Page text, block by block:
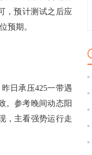
，预计测试之后应
预期。
日承压425一带遇
。参考晚间动态阳
，主看强势运行走